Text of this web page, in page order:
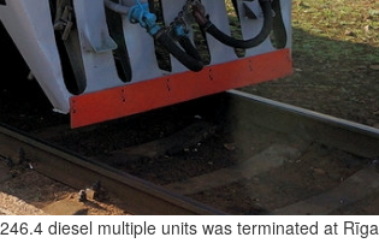
diesel multiple units was terminated at Rīga